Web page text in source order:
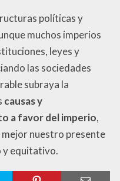
políticas y
muchos imperios
leyes y
las sociedades
subraya la
causas y
a favor del imperio,
nuestro presente
y equitativo.